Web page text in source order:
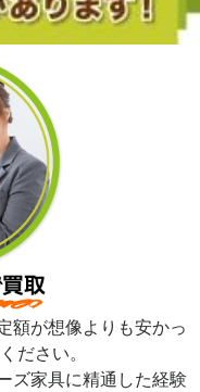
額が想像よりも安かっ
ださい。
ズ家具に精通した経験